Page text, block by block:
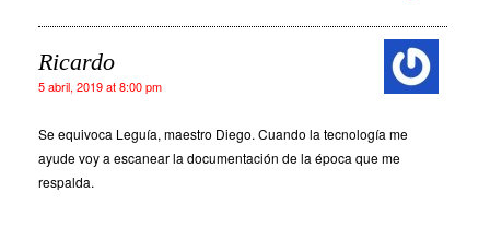
Ricardo
5 abril, 2019 at 8:00 pm
Se equivoca Leguía, maestro Diego. Cuando la tecnología me
ayude voy a escanear la documentación de la época que me
respalda.